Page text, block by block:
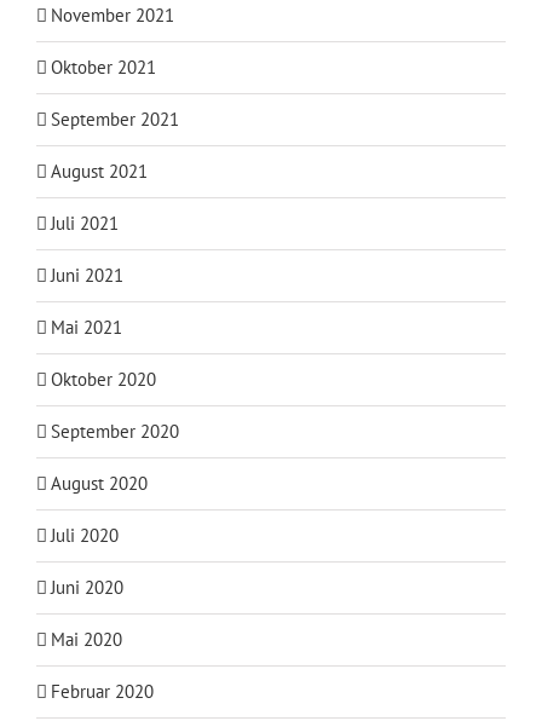
November 2021
Oktober 2021
September 2021
August 2021
Juli 2021
Juni 2021
Mai 2021
Oktober 2020
September 2020
August 2020
Juli 2020
Juni 2020
Mai 2020
Februar 2020